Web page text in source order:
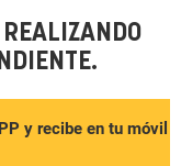
y recibe en tu móvil